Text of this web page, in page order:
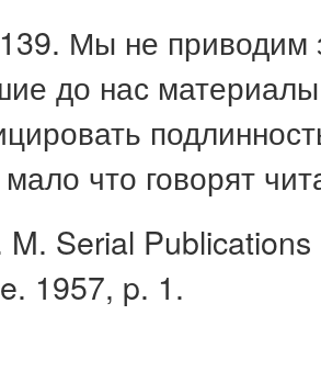
Мы не приводим
до нас
что говорят
M. Serial
1957, p. 1.